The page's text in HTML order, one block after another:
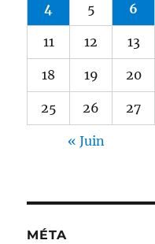
4 5 6
11 12 13
18 19 20
25 26 27
« Juin
MÉTA